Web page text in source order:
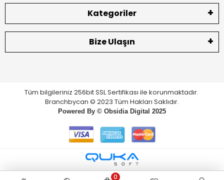
Kategoriler
Bize Ulaşın
Tüm bilgileriniz 256bit SSL Sertifikası ile korunmaktadır.
Branchbycan © 2023 Tüm Hakları Saklıdır.
Powered By © Obsidia Digital 2025
0